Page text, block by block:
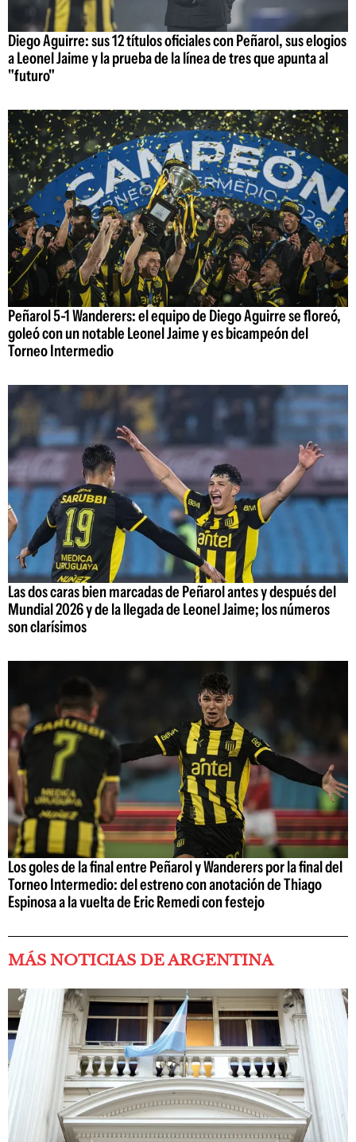
Diego Aguirre: sus 12 títulos oficiales con Peñarol, sus elogios
a Leonel Jaime y la prueba de la línea de tres que apunta al
"futuro"
Peñarol 5-1 Wanderers: el equipo de Diego Aguirre se floreó,
goleó con un notable Leonel Jaime y es bicampeón del
Torneo Intermedio
Las dos caras bien marcadas de Peñarol antes y después del
Mundial 2026 y de la llegada de Leonel Jaime; los números
son clarísimos
Los goles de la final entre Peñarol y Wanderers por la final del
Torneo Intermedio: del estreno con anotación de Thiago
Espinosa a la vuelta de Eric Remedi con festejo
MÁS NOTICIAS DE ARGENTINA